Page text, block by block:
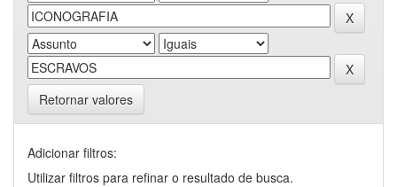
Retornar valores
Adicionar filtros:
Utilizar filtros para refinar o resultado de busca.